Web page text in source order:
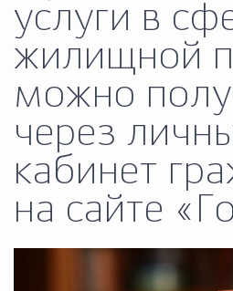
услуги в
жилищной
можно
через
кабинет
на сайте